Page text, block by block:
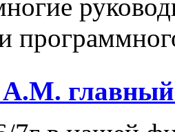
А.М.